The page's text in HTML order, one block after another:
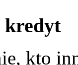
kredyt
kto